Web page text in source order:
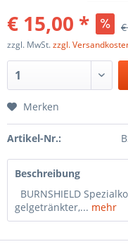
€ 15,00 *
zzgl. MwSt.zzgl.
Merken
Artikel-Nr.:
Beschreibung
BURNSHIELD
gelgetränkter,... mehr